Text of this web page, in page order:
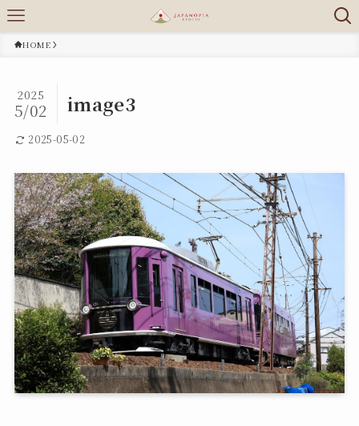
HOME
image3
2025
5/02
2025-05-02